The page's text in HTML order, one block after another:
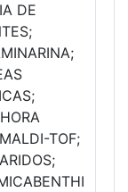
DE
TOF;